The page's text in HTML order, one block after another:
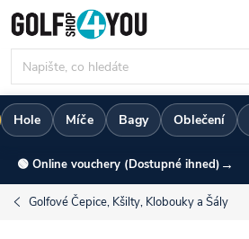
Přejít
na
obsah
Hole Míče Bagy Oblečení
🟢 Online vouchery (Dostupné ihned) →
Golfové Čepice, Kšilty, Klobouky a Šály